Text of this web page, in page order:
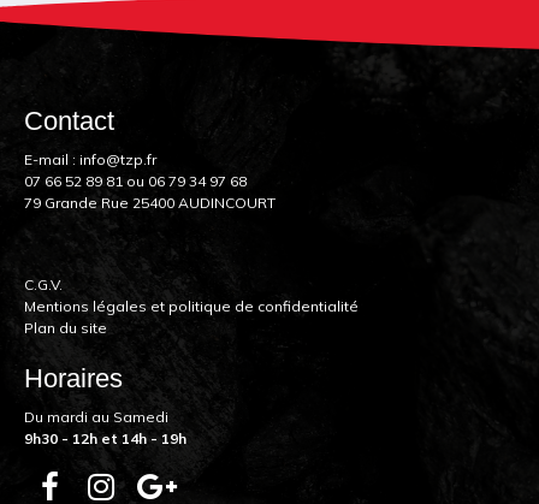
Contact
E-mail : info@tzp.fr
07 66 52 89 81 ou 06 79 34 97 68
79 Grande Rue 25400 AUDINCOURT
C.G.V.
Mentions légales et politique de confidentialité
Plan du site
Horaires
Du mardi au Samedi
9h30 - 12h et 14h - 19h